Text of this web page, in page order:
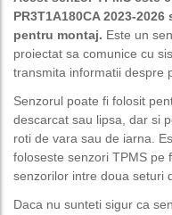
PR3T1A180CA 2023-
pentru montaj. Este un
proiectat sa comunice cu
transmita informatii despre
Senzorul poate fi folosit
descarcat sau lipsa, dar si
roti de vara sau de iarna.
foloseste senzori TPMS pe
senzorilor intre doua seturi
Daca nu sunteti sigur ca